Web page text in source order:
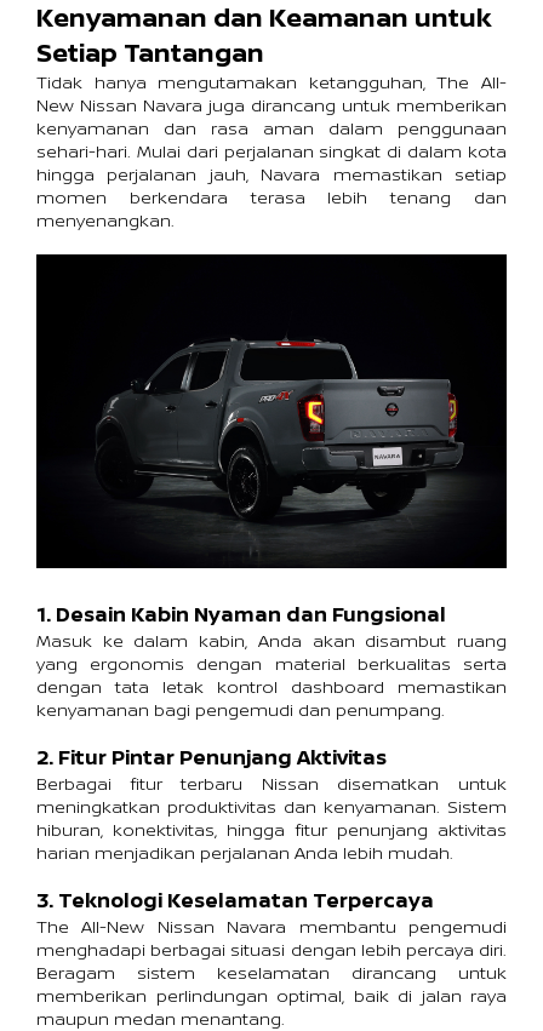
Kenyamanan dan Keamanan untuk
Setiap Tantangan
Tidak hanya mengutamakan ketangguhan, The All-
New Nissan Navara juga dirancang untuk memberikan
kenyamanan dan rasa aman dalam penggunaan
sehari-hari. Mulai dari perjalanan singkat di dalam kota
hingga perjalanan jauh, Navara memastikan setiap
momen berkendara terasa lebih tenang dan
menyenangkan.
1. Desain Kabin Nyaman dan Fungsional
Masuk ke dalam kabin, Anda akan disambut ruang
yang ergonomis dengan material berkualitas serta
dengan tata letak kontrol dashboard memastikan
kenyamanan bagi pengemudi dan penumpang.
2. Fitur Pintar Penunjang Aktivitas
Berbagai fitur terbaru Nissan disematkan untuk
meningkatkan produktivitas dan kenyamanan. Sistem
hiburan, konektivitas, hingga fitur penunjang aktivitas
harian menjadikan perjalanan Anda lebih mudah.
3. Teknologi Keselamatan Terpercaya
The All-New Nissan Navara membantu pengemudi
menghadapi berbagai situasi dengan lebih percaya diri.
Beragam sistem keselamatan dirancang untuk
memberikan perlindungan optimal, baik di jalan raya
maupun medan menantang.